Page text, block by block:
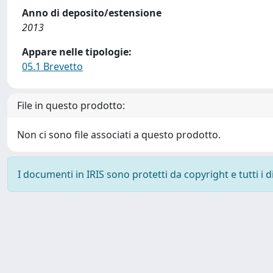
Anno di deposito/estensione
2013
Appare nelle tipologie:
05.1 Brevetto
File in questo prodotto:
Non ci sono file associati a questo prodotto.
I documenti in IRIS sono protetti da copyright e tutti i